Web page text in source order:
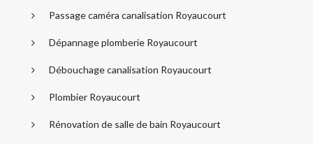
Passage caméra canalisation Royaucourt
Dépannage plomberie Royaucourt
Débouchage canalisation Royaucourt
Plombier Royaucourt
Rénovation de salle de bain Royaucourt